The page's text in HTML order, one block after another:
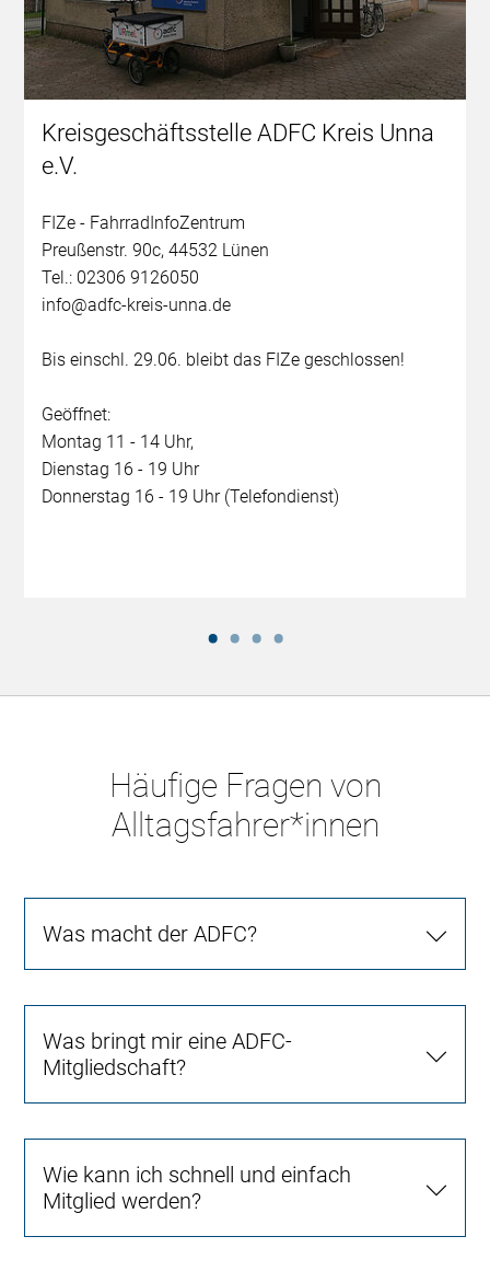
Kreisgeschäftsstelle ADFC Kreis Unna
e.V.
FIZe - FahrradInfoZentrum
Preußenstr. 90c, 44532 Lünen
Tel.: 02306 9126050
info@adfc-kreis-unna.de
Bis einschl. 29.06. bleibt das FIZe geschlossen!
Geöffnet:
Montag 11 - 14 Uhr,
Dienstag 16 - 19 Uhr
Donnerstag 16 - 19 Uhr (Telefondienst)
Häufige Fragen von
Alltagsfahrer*innen
Was macht der ADFC?
Was bringt mir eine ADFC-
Mitgliedschaft?
Wie kann ich schnell und einfach
Mitglied werden?